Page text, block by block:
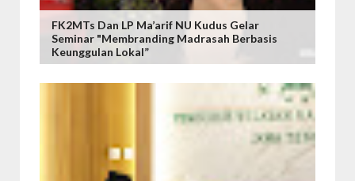
FK2MTs Dan LP Ma’arif NU Kudus Gelar
Seminar "Membranding Madrasah Berbasis
Keunggulan Lokal”